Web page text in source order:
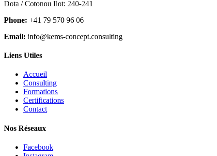
Dota / Cotonou Ilot: 240-241
Phone: +41 79 570 96 06
Email: info@kems-concept.consulting
Liens Utiles
Accueil
Consulting
Formations
Certifications
Contact
Nos Réseaux
Facebook